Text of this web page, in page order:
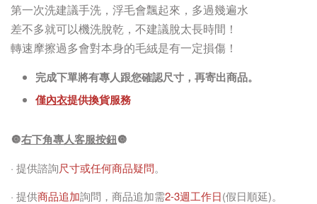
第一次洗建議手洗，浮毛會飄起來，多過幾遍水
差不多就可以機洗脫乾，不建議脫太長時間！
轉速摩擦過多會對本身的毛絨是有一定損傷！
完成下單將有專人跟您確認尺寸，再寄出商品。
僅內衣提供換貨服務
🔘右下角專人客服按鈕🔘
· 提供諮詢尺寸或任何商品疑問。
· 提供商品追加詢問，商品追加需2-3週工作日(假日順延)。